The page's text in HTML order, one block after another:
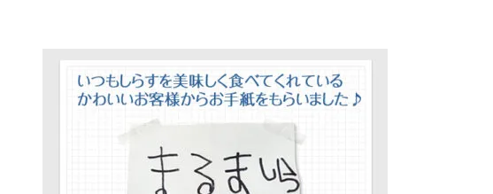
合格を❝しらす❞！！知らせよう！